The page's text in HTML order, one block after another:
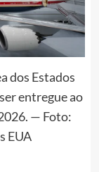
dos Estados
entregue ao
— Foto:
EUA